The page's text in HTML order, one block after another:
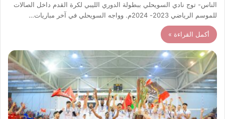
الناس- توج نادي السويحلي ببطولة الدوري الليبي لكرة القدم داخل الصالات
للموسم الرياضي 2023- 2024م. وواجه السويحلي في آخر مباريات…
أكمل القراءة »